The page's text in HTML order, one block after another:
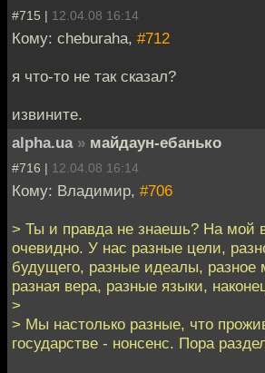
#715 | 12.04.08 16:14
Кому: cheburaha, #712
я что-то не так сказал?
извините.
alpha.ua » майдаун-ебанько
#716 | 12.04.08 16:14
Кому: Владимир, #706
> Ты и правда не знаешь? На мой
очевидно. У нас разные цели,
будущего, разные идеалы, разное
разная вера, разные языки,
>
> Мы настолько разные, что
государстве - нонсенс. Пора